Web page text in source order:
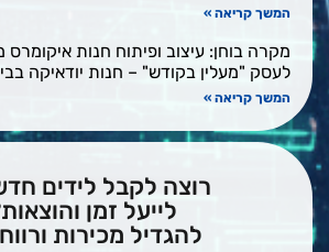
המשך קריאה »
לעסק "מעלין בקודש" – חנות יודאיקה
המשך קריאה »
רוצה לקבל לידים
לייעל זמן
להגדיל מכירות